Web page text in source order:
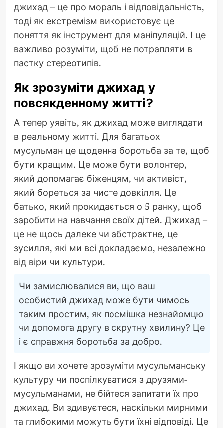
джихад – це про мораль і відповідальність,
тоді як екстремізм використовує це
поняття як інструмент для маніпуляцій. І це
важливо розуміти, щоб не потрапляти в
пастку стереотипів.
Як зрозуміти джихад у
повсякденному житті?
А тепер уявіть, як джихад може виглядати
в реальному житті. Для багатьох
мусульман це щоденна боротьба за те, щоб
бути кращим. Це може бути волонтер,
який допомагає біженцям, чи активіст,
який бореться за чисте довкілля. Це
батько, який прокидається о 5 ранку, щоб
заробити на навчання своїх дітей. Джихад –
це не щось далеке чи абстрактне, це
зусилля, які ми всі докладаємо, незалежно
від віри чи культури.
Чи замислювалися ви, що ваш
особистий джихад може бути чимось
таким простим, як посмішка незнайомцю
чи допомога другу в скрутну хвилину? Це
і є справжня боротьба за добро.
І якщо ви хочете зрозуміти мусульманську
культуру чи поспілкуватися з друзями-
мусульманами, не бійтеся запитати їх про
джихад. Ви здивуєтеся, наскільки мирними
та глибокими можуть бути їхні відповіді. Це